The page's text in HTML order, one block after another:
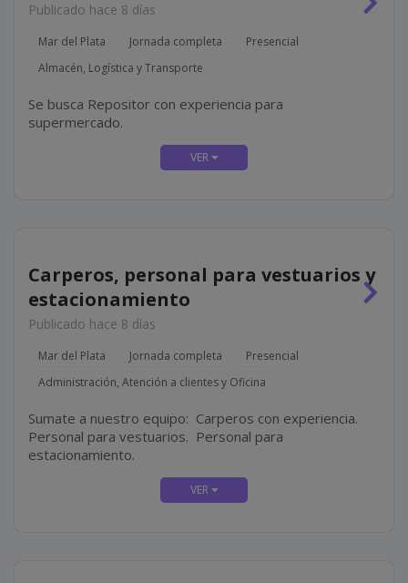
Publicado hace 8 días
Mar del Plata Jornada completa
Presencial
Almacén, Logística y Transporte
Se busca Repositor con experiencia para
supermercado.
Carperos, personal para vestuarios y
estacionamiento
Publicado hace 8 días
Mar del Plata Jornada completa
Presencial
Administración, Atención a clientes y Oficina
Sumate a nuestro equipo: Carperos con experiencia.
Personal para vestuarios. Personal para
estacionamiento.